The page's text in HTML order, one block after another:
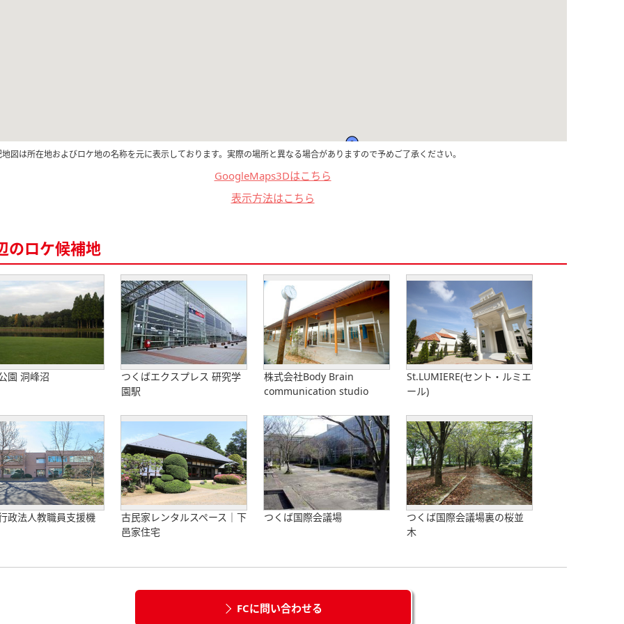
図は所在地およびロケ地の名称を元に表示しております。実際の場所と異なる場合がありますので予めご了承ください。
GoogleMaps3Dはこちら
表示方法はこちら
のロケ候補地
園 洞峰沼
つくばエクスプレス 研究学
園駅
株式会社Body Brain
communication studio
St.LUMIERE(セント・ルミエ
ール)
政法人教職員支援機
古民家レンタルスペース｜下
邑家住宅
つくば国際会議場
つくば国際会議場裏の桜並
木
FCに問い合わせる